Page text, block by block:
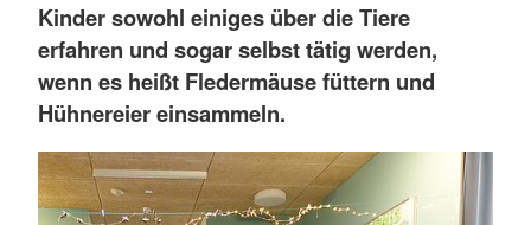
Kinder sowohl einiges über die Tiere
erfahren und sogar selbst tätig werden,
wenn es heißt Fledermäuse füttern und
Hühnereier einsammeln.